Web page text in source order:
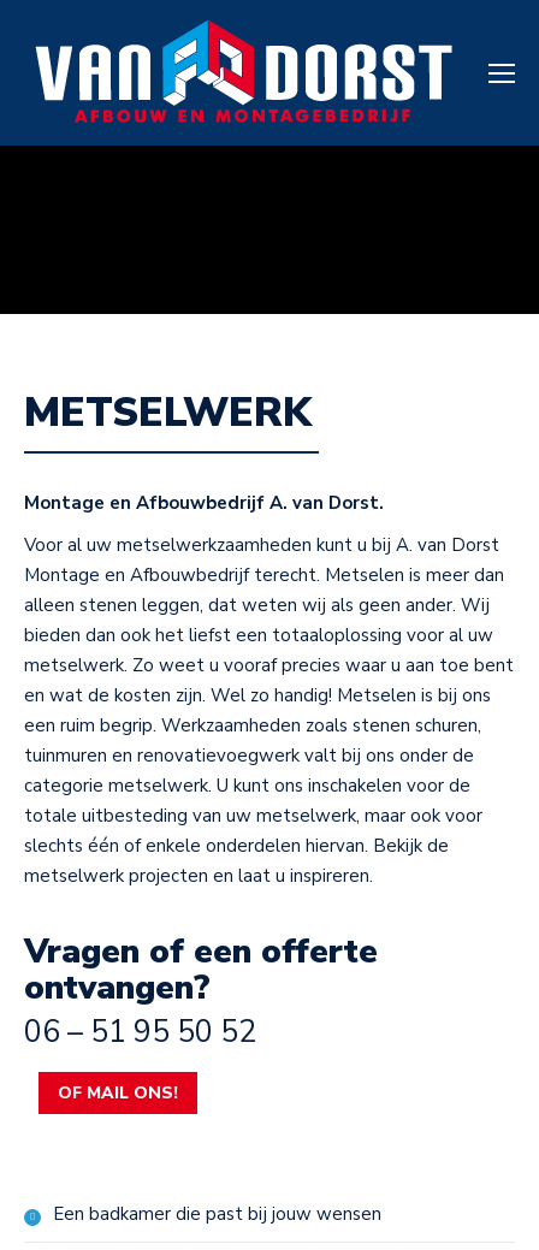
METSELWERK
Montage en Afbouwbedrijf A. van Dorst.
Voor al uw metselwerkzaamheden kunt u bij A. van Dorst
Montage en Afbouwbedrijf terecht. Metselen is meer dan
alleen stenen leggen, dat weten wij als geen ander. Wij
bieden dan ook het liefst een totaaloplossing voor al uw
metselwerk. Zo weet u vooraf precies waar u aan toe bent
en wat de kosten zijn. Wel zo handig! Metselen is bij ons
een ruim begrip. Werkzaamheden zoals stenen schuren,
tuinmuren en renovatievoegwerk valt bij ons onder de
categorie metselwerk. U kunt ons inschakelen voor de
totale uitbesteding van uw metselwerk, maar ook voor
slechts één of enkele onderdelen hiervan. Bekijk de
metselwerk projecten en laat u inspireren.
Vragen of een offerte
ontvangen?
06 – 51 95 50 52
OF MAIL ONS!
Een badkamer die past bij jouw wensen